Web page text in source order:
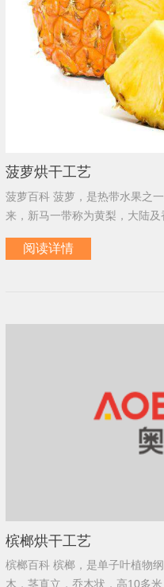
菠萝烘干工艺
菠萝百科 菠萝，是热带水果之
来，新马一带称为黄梨，大陆及
阅读详情
槟榔烘干工艺
槟榔百科 槟榔，是单子叶植物
木，茎直立，乔木状，高10多米